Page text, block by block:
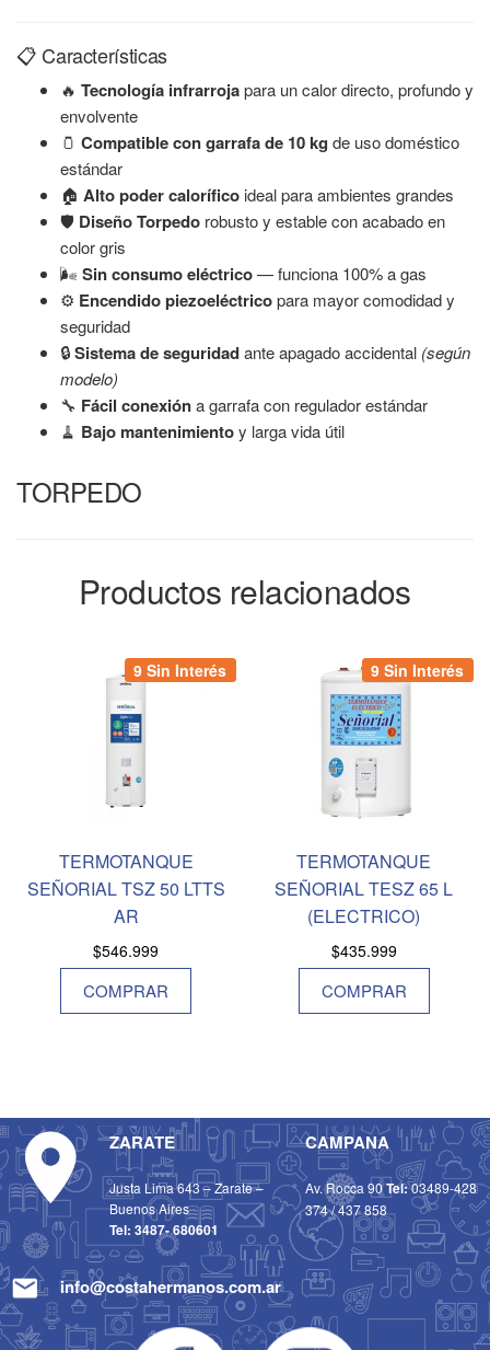
📋 Características
🔥 Tecnología infrarrojapara un calor directo, profundo y
envolvente
🫙 Compatible con garrafa de 10 kg de uso doméstico
estándar
🏠 Alto poder calorífico ideal para ambientes grandes
🛡️ Diseño Torpedo robusto y estable con acabado en
color gris
🌬️ Sin consumo eléctrico— funciona 100% a gas
⚙️ Encendido piezoeléctricopara mayor comodidad y
seguridad
🔒Sistema de seguridadante apagado accidental (según
modelo)
🔧 Fácil conexióna garrafa con regulador estándar
🧹 Bajo mantenimientoy larga vida útil
TORPEDO
Productos relacionados
9 Sin Interés
TERMOTANQUE
SEÑORIAL TSZ 50 LTTS
AR
$546.999
COMPRAR
9 Sin Interés
TERMOTANQUE
SEÑORIAL TESZ 65 L
(ELECTRICO)
$435.999
COMPRAR
ZARATE
Justa Lima 643 – Zarate –
Buenos Aires
Tel: 3487- 680601
CAMPANA
Av. Rocca 90Tel:03489-428
374/437 858
info@costahermanos.com.ar